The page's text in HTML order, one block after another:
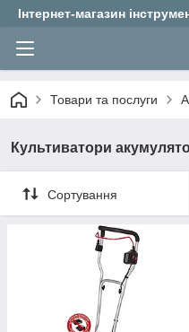
Інтернет-магазин
Товари та послуги
Культиватори
Сортування